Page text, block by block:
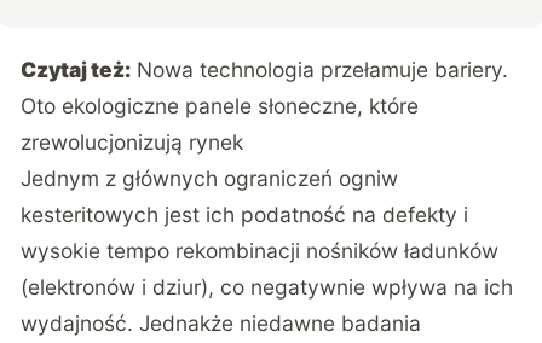
Czytaj też: Nowa technologia przełamuje bariery.
Oto ekologiczne panele słoneczne, które
zrewolucjonizują rynek
Jednym z głównych ograniczeń ogniw
kesteritowych jest ich podatność na defekty i
wysokie tempo rekombinacji nośników ładunków
(elektronów i dziur), co negatywnie wpływa na ich
wydajność. Jednakże niedawne badania